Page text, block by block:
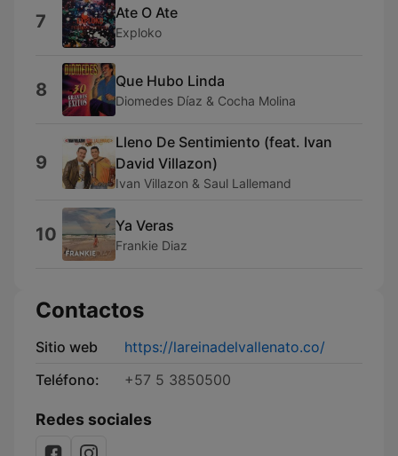
7 Ate O Ate
Exploko
8 Que Hubo Linda
Diomedes Díaz & Cocha Molina
9
Lleno De Sentimiento (feat. Ivan
David Villazon)
Ivan Villazon & Saul Lallemand
10 Ya Veras
Frankie Diaz
Contactos
Sitio web
https://lareinadelvallenato.co/
Teléfono:
+57 5 3850500
Redes sociales